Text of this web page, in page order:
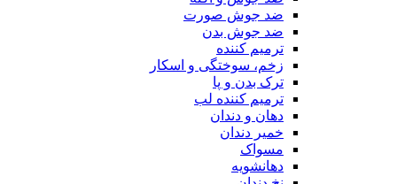
ضد جوش صورت
ضد جوش بدن
ترمیم کننده
زخم، سوختگی و اسکار
ترک بدن و پا
ترمیم کننده لب
دهان و دندان
خمیر دندان
مسواک
دهانشویه